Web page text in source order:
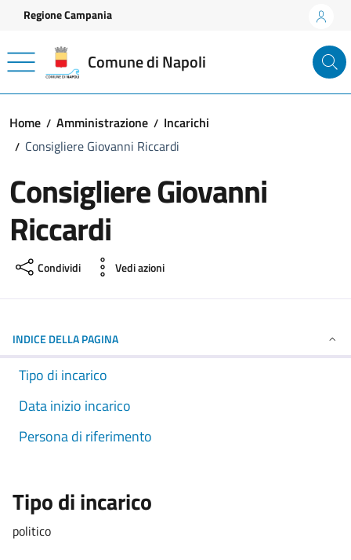
Vai ai contenuti
Vai al footer
Regione Campania
Comune di Napoli
Home Amministrazione
Incarichi
Consigliere Giovanni Riccardi
Consigliere Giovanni
Riccardi
Condividi Vedi azioni
INDICE DELLA PAGINA
Tipo di incarico
Data inizio incarico
Persona di riferimento
Tipo di incarico
politico